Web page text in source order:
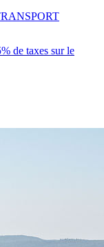
de taxes sur le